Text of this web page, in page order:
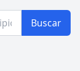
Buscar